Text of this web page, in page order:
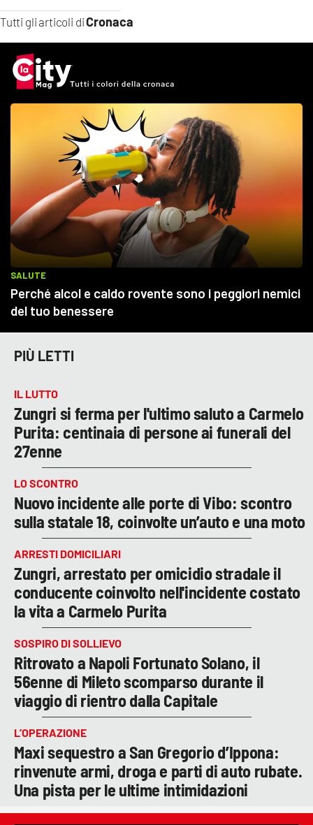
Tutti gli articoli diCronaca
PIÙ LETTI
IL LUTTO
Zungri si ferma per l'ultimo saluto a Carmelo
Purita: centinaia di persone ai funerali del
27enne
LO SCONTRO
Nuovo incidente alle porte di Vibo: scontro
sulla statale 18, coinvolte un’auto e una moto
ARRESTI DOMICILIARI
Zungri, arrestato per omicidio stradale il
conducente coinvolto nell'incidente costato
la vita a Carmelo Purita
SOSPIRO DI SOLLIEVO
Ritrovato a Napoli Fortunato Solano, il
56enne di Mileto scomparso durante il
viaggio di rientro dalla Capitale
L’OPERAZIONE
Maxi sequestro a San Gregorio d’Ippona:
rinvenute armi, droga e parti di auto rubate.
Una pista per le ultime intimidazioni